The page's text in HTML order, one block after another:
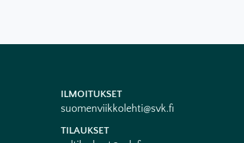
ILMOITUKSET
suomenviikkolehti@svk.fi
TILAUKSET